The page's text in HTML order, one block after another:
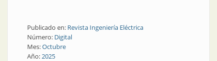
Publicado en: Revista Ingeniería Eléctrica
Número: Digital
Mes:Octubre
Año:2025